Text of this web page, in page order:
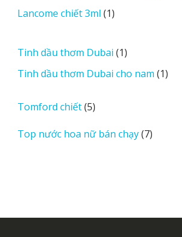
Lancome chiết 3ml 11
Tinh dầu thơm Dubai 11
Tinh dầu thơm Dubai cho nam 11
Tomford chiết 55
phẩm
Top nước hoa nữ bán chạy 77